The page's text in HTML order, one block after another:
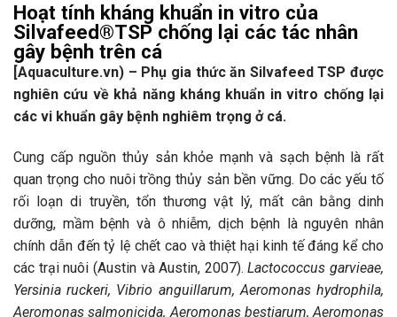
Hoạt tính kháng khuẩn in vitro của
Silvafeed®TSP chống lại các tác nhân
gây bệnh trên cá
[Aquaculture.vn) – Phụ gia thức ăn Silvafeed TSP được
nghiên cứu về khả năng kháng khuẩn in vitro chống lại
các vi khuẩn gây bệnh nghiêm trọng ở cá.
Cung cấp nguồn thủy sản khỏe mạnh và sạch bệnh là rất
quan trọng cho nuôi trồng thủy sản bền vững. Do các yếu tố
rối loạn di truyền, tổn thương vật lý, mất cân bằng dinh
dưỡng, mầm bệnh và ô nhiễm, dịch bệnh là nguyên nhân
chính dẫn đến tỷ lệ chết cao và thiệt hại kinh tế đáng kể cho
các trại nuôi (Austin và Austin, 2007).Lactococcus garvieae,
Yersinia ruckeri, Vibrio anguillarum, Aeromonas hydrophila,
Aeromonas salmonicida, Aeromonas bestiarum, Aeromonas